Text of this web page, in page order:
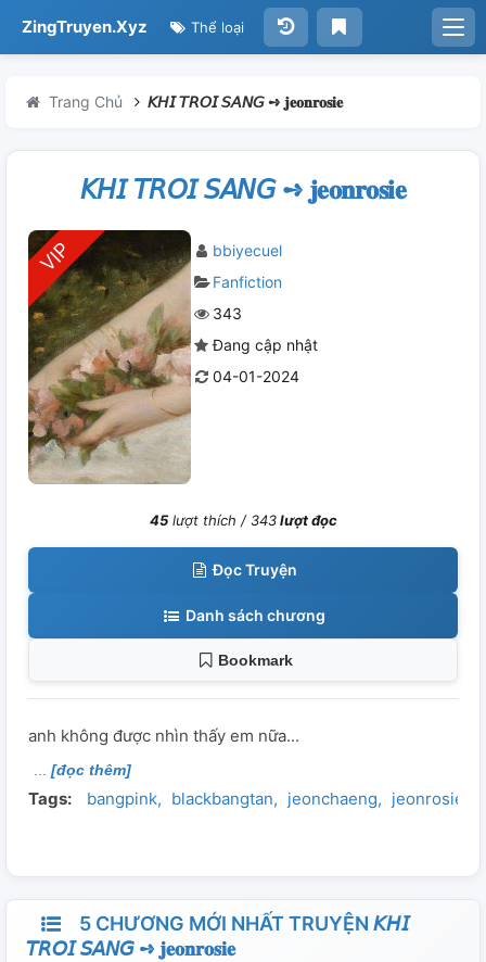
ZingTruyen.Xyz Thể loại
Trang Chủ 𝘒𝘏𝘐 𝘛𝘙𝘖𝘐 𝘚𝘈𝘕𝘎 ➺ 𝐣𝐞𝐨𝐧𝐫𝐨𝐬𝐢𝐞
𝘒𝘏𝘐 𝘛𝘙𝘖𝘐 𝘚𝘈𝘕𝘎 ➺ 𝐣𝐞𝐨𝐧𝐫𝐨𝐬𝐢𝐞
bbiyecuel
Fanfiction
343
Đang cập nhật
04-01-2024
45lượt thích /343lượt đọc
Đọc Truyện
Danh sách chương
Bookmark
anh không được nhìn thấy em nữa...
[đọc thêm]
Tags: bangpink blackbangtan jeonchaeng jeonrosie
5 CHƯƠNG MỚI NHẤT TRUYỆN 𝘒𝘏𝘐
𝘛𝘙𝘖𝘐 𝘚𝘈𝘕𝘎 ➺ 𝐣𝐞𝐨𝐧𝐫𝐨𝐬𝐢𝐞